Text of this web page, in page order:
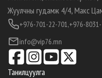
Жуулчны гудамж 4/4, Макс
+976-701-22-701,+976-
info@vip76.mn
Танилцуулга